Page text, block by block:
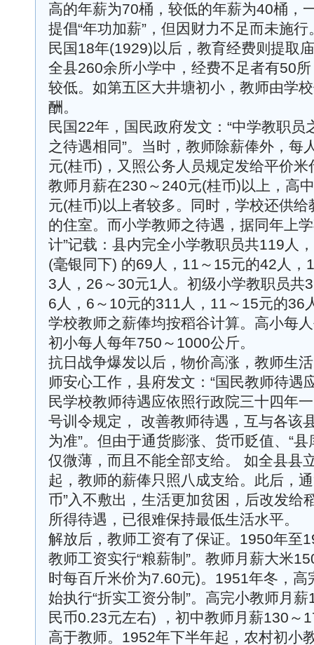
高的年薪为70桶，较低的年薪为40桶，
提倡“年功加薪”，但因财力不足而未施行
民国18年(1929)以后，教育经费则提取
全县260余所小学中，经费不足者有50
较低。如第五区大井塘初小，教师由学
酬。
民国22年，国民政府发文：“中学教职
之待遇相同”。当时，教师除薪俸外，每
元(桂币)，又照公务人员规定发给平价
教师月薪在230～240元(桂币)以上，高
元(桂币)以上者较多。同时，学校还供
的住室。而小学教师之待遇，据同年上
计”记载：县内完全小学教职员共119人
(毫银同下) 的69人，11～15元的42人，
3人，26～30元1人。初级小学教职员共
6人，6～10元的311人，11～15元的36
学校教师之薪俸均按稻谷计算。高小每
初小每人每年750～1000公斤。
抗日战争爆发以后，物价高涨，教师生
师安心工作，县府发文：“国民教师待遇
民学校教师待遇应依照行政院三十四年
号训令规定， 改善教师待遇，互与各该
为准”。但由于通货膨涨、货币贬值、“
仅微薄，而且不能全部支给。 如全县县
起，教师的薪俸只照八成支给。此后，
币”入不敷出，生活更加贫困，后改发给
所得待遇，已很难保持最低生活水平。
解放后，教师工资有了保证。1950年至
教师工资实行“粮薪制”。教师月薪大米
时每百斤米价为7.60元)。1951年冬，
始执行“折实工资分制”。高完小教师月
民币0.23元左右) ，初中教师月薪130～
高于教师。1952年下半年起，农村初小